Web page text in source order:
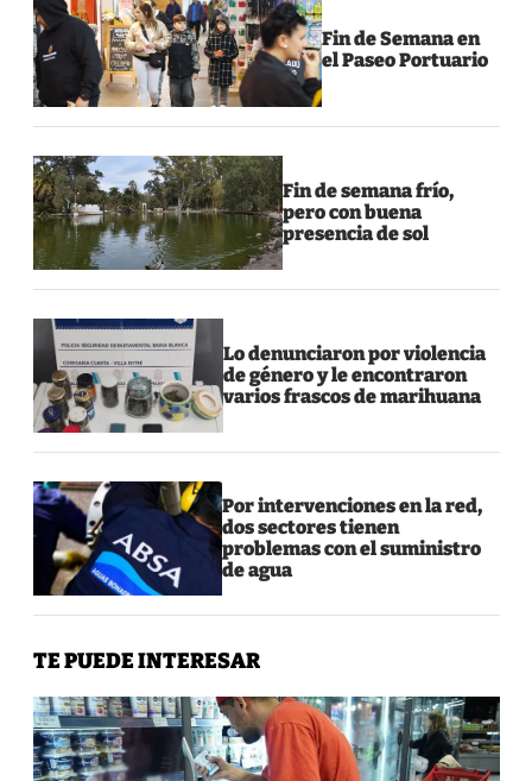
Fin de Semana en
el Paseo Portuario
Fin de semana frío,
pero con buena
presencia de sol
Lo denunciaron por violencia
de género y le encontraron
varios frascos de marihuana
Por intervenciones en la red,
dos sectores tienen
problemas con el suministro
de agua
TE PUEDE INTERESAR